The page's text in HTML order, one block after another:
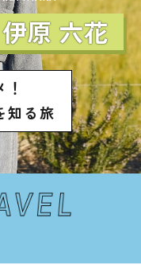
知る旅
伊原 六花